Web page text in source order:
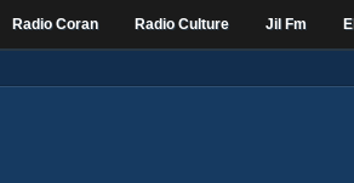
Radio Coran Radio Culture Jil Fm